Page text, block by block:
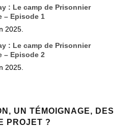
: Le camp de Prisonnier
– Episode 1
2025.
: Le camp de Prisonnier
– Episode 2
2025.
UN TÉMOIGNAGE, DES
PROJET ?